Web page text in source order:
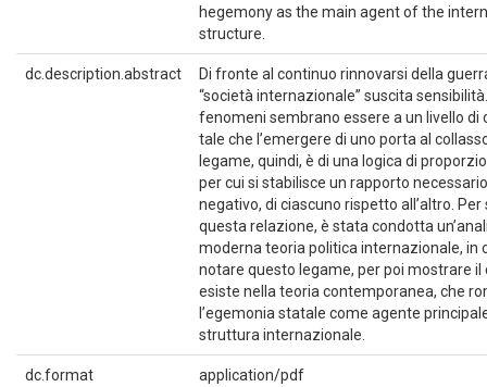
hegemony as the main agent of the
structure.
dc.description.abstract
Di fronte al continuo rinnovarsi della
“società internazionale” suscita
fenomeni sembrano essere a un livello di
tale che l’emergere di uno porta al
legame, quindi, è di una logica di
per cui si stabilisce un rapporto
negativo, di ciascuno rispetto all’altro.
questa relazione, è stata condotta
moderna teoria politica internazionale, in
notare questo legame, per poi mostrare il
esiste nella teoria contemporanea, che
l’egemonia statale come agente
struttura internazionale.
dc.format application/pdf